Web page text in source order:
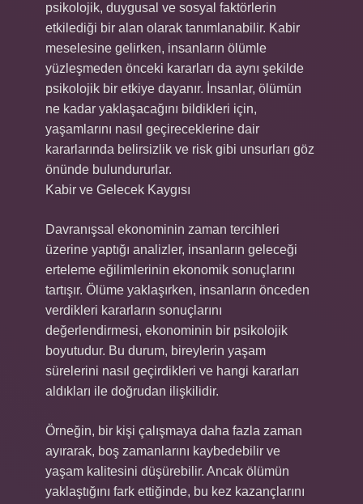
psikolojik, duygusal ve sosyal faktörlerin
etkilediği bir alan olarak tanımlanabilir. Kabir
meselesine gelirken, insanların ölümle
yüzleşmeden önceki kararları da aynı şekilde
psikolojik bir etkiye dayanır. İnsanlar, ölümün
ne kadar yaklaşacağını bildikleri için,
yaşamlarını nasıl geçireceklerine dair
kararlarında belirsizlik ve risk gibi unsurları göz
önünde bulundururlar.
Kabir ve Gelecek Kaygısı
Davranışsal ekonominin zaman tercihleri
üzerine yaptığı analizler, insanların geleceği
erteleme eğilimlerinin ekonomik sonuçlarını
tartışır. Ölüme yaklaşırken, insanların önceden
verdikleri kararların sonuçlarını
değerlendirmesi, ekonominin bir psikolojik
boyutudur. Bu durum, bireylerin yaşam
sürelerini nasıl geçirdikleri ve hangi kararları
aldıkları ile doğrudan ilişkilidir.
Örneğin, bir kişi çalışmaya daha fazla zaman
ayırarak, boş zamanlarını kaybedebilir ve
yaşam kalitesini düşürebilir. Ancak ölümün
yaklaştığını fark ettiğinde, bu kez kazançlarını